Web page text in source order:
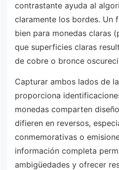
contrastante ayuda al
claramente los bordes. Un
bien para monedas claras
que superficies claras
de cobre o bronce
Capturar ambos lados de
proporciona
monedas comparten
difieren en reversos,
conmemorativas o
información completa
ambigüedades y ofrecer